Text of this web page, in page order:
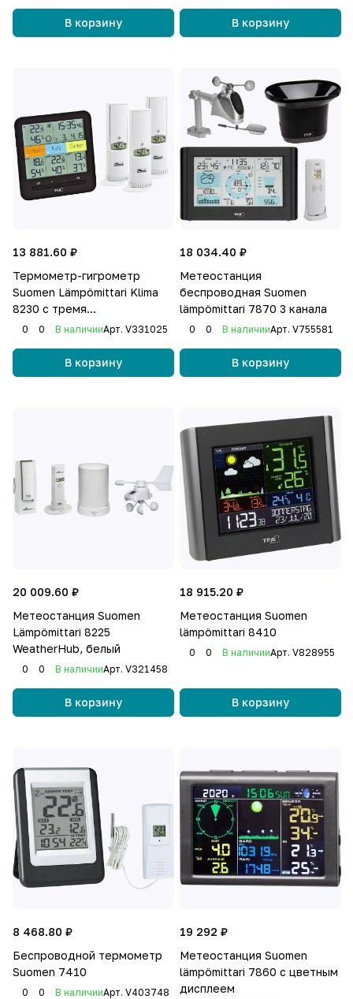
В корзину В корзину
13 881.60 ₽
Термометр-гигрометр
Suomen Lämpömittari Klima
8230 с тремя
беспроводными датчиками
0 0 В наличииАрт. V331025
В корзину
18 034.40 ₽
Метеостанция
беспроводная Suomen
lämpömittari 7870 3 канала
0 0 В наличииАрт. V755581
В корзину
20 009.60 ₽
Метеостанция Suomen
Lämpömittari 8225
WeatherHub, белый
0 0 В наличииАрт. V321458
В корзину
18 915.20 ₽
Метеостанция Suomen
lämpömittari 8410
0 0 В наличииАрт. V828955
В корзину
8 468.80 ₽
Беспроводной термометр
Suomen 7410
0 0 В наличииАрт. V403748
19 292 ₽
Метеостанция Suomen
lämpömittari 7860 с цветным
дисплеем